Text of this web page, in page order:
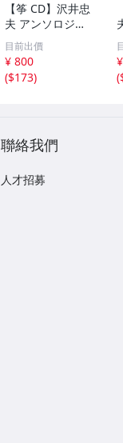
【筝 CD】沢井忠
夫 アンソロジー
「凜」からの分売
沢井忠夫 作品集
第三集 “光る海”
（限定販売） 200
目前出價
¥ 800
($173)
(
聯絡我們
人才招募